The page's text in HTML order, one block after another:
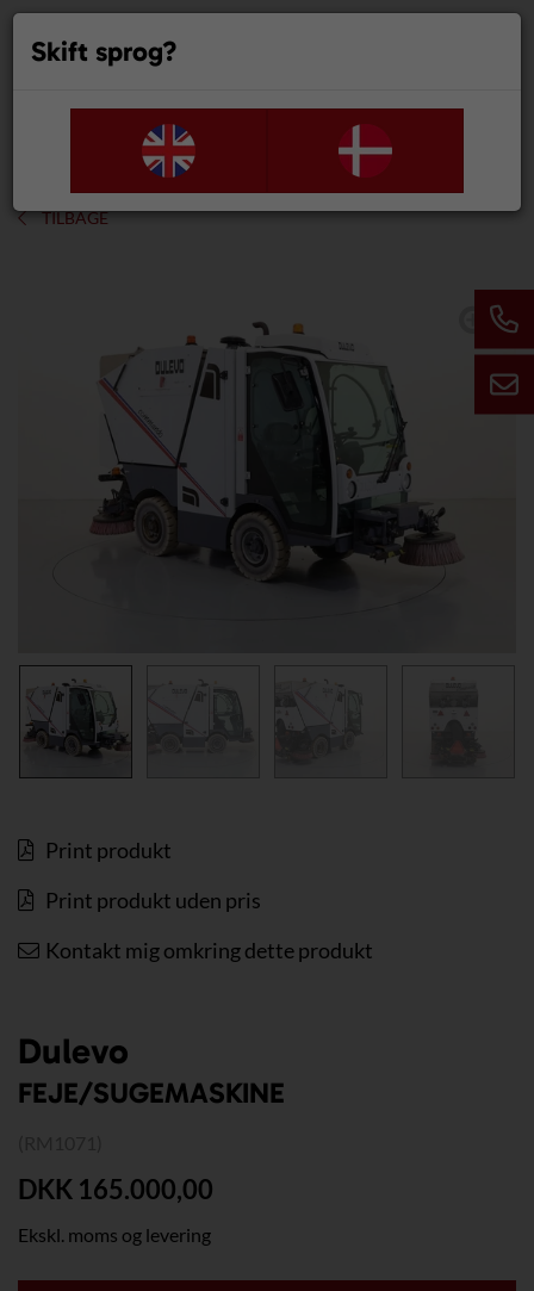
TILBAGE

Print produkt
Print produkt uden pris
Kontakt mig omkring dette produkt
Dulevo
FEJE/SUGEMASKINE
DKK 165.000,00
Ekskl. moms og levering
Skift sprog?